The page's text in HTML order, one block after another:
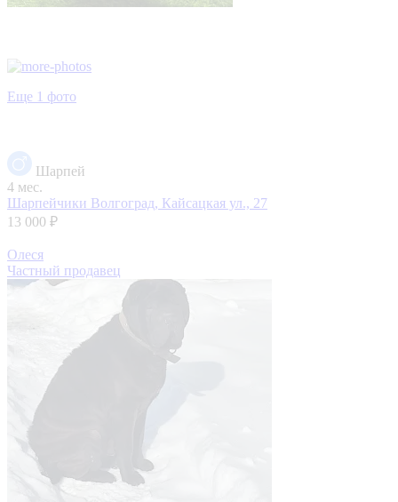
Еще 1 фото
Шарпей
4 мес.
Шарпейчики Волгоград, Кайсацкая ул., 27
13 000 ₽
Олеся
Частный продавец